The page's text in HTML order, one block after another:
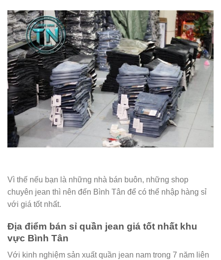
Vì thế nếu bạn là những nhà bán buôn, những shop
chuyên jean thì nên đến Bình Tân để có thể nhập hàng sỉ
với giá tốt nhất.
Địa điểm bán sỉ quần jean giá tốt nhất khu
vực Bình Tân
Với kinh nghiệm sản xuất quần jean nam trong 7 năm liên